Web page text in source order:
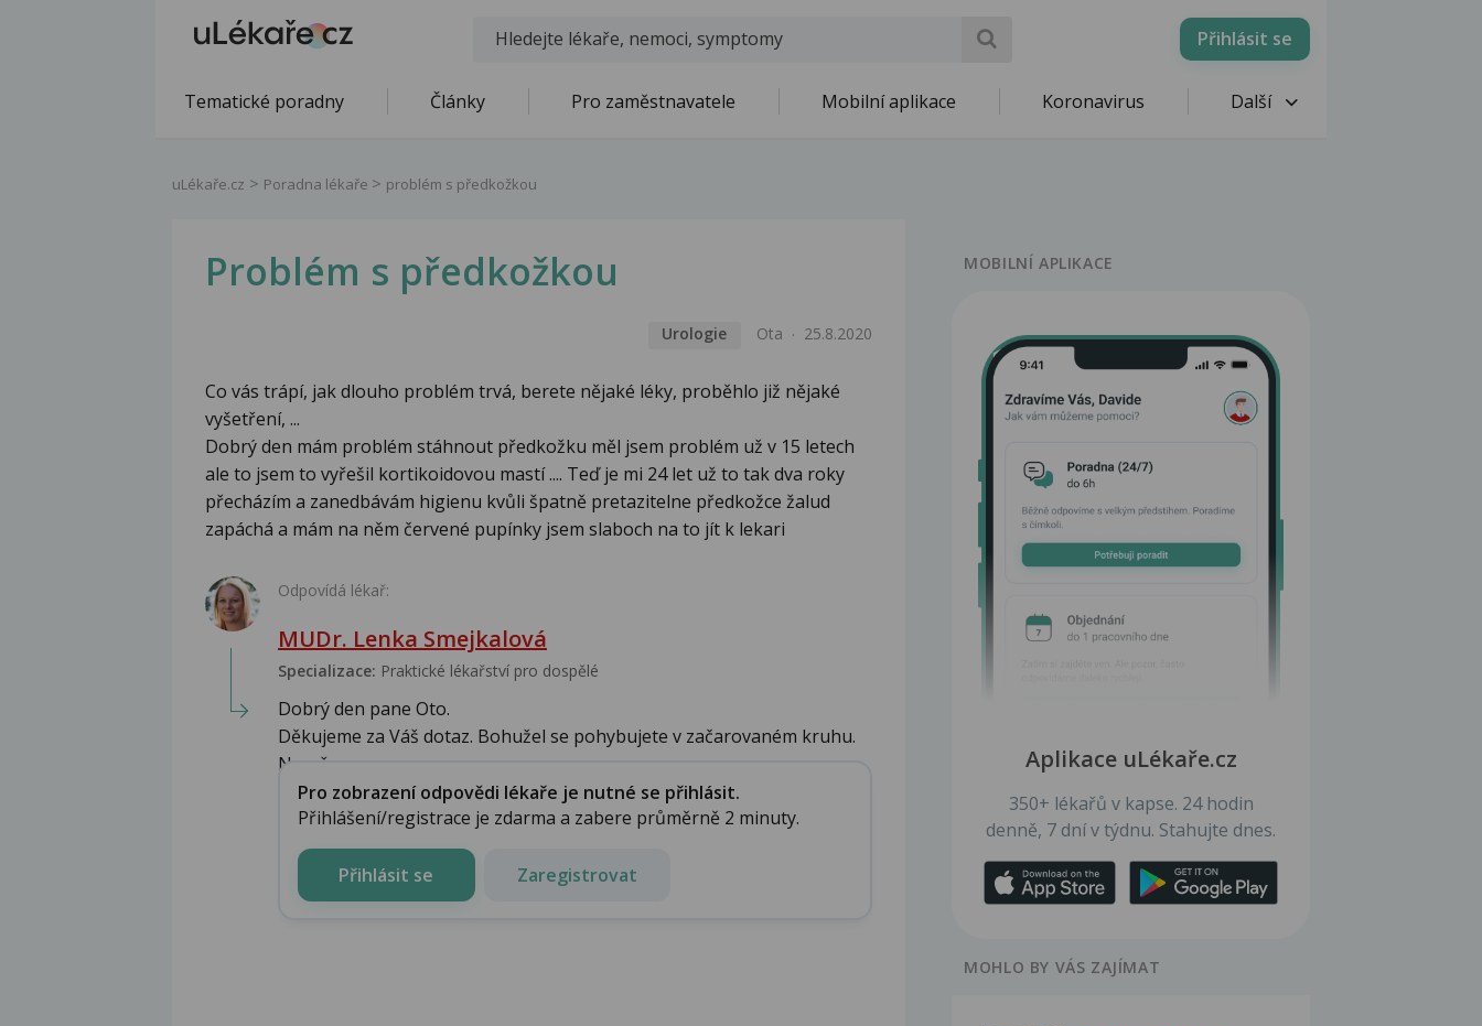
Přihlásit se
Tematické poradny Články Pro zaměstnavatele Mobilní aplikace Koronavirus Další
uLékaře.cz Poradna lékaře problém s předkožkou
Problém s předkožkou
Urologie Ota 25.8.2020
Co vás trápí, jak dlouho problém trvá, berete nějaké léky, proběhlo již nějaké
vyšetření, ...
Dobrý den mám problém stáhnout předkožku měl jsem problém už v 15 letech
ale to jsem to vyřešil kortikoidovou mastí .... Teď je mi 24 let už to tak dva roky
přecházím a zanedbávám higienu kvůli špatně pretazitelne předkožce žalud
zapáchá a mám na něm červené pupínky jsem slaboch na to jít k lekari
Odpovídá lékař:
MUDr. Lenka Smejkalová
Specializace: Praktické lékařství pro dospělé
Dobrý den pane Oto.
Děkujeme za Váš dotaz. Bohužel se pohybujete v začarovaném kruhu.
Nevyř...
Pro zobrazení odpovědi lékaře je nutné se přihlásit.
Přihlášení/registrace je zdarma a zabere průměrně 2 minuty.
Přihlásit se Zaregistrovat
MOBILNÍ APLIKACE
Aplikace uLékaře.cz
350+ lékařů v kapse. 24 hodin
denně, 7 dní v týdnu. Stahujte dnes.
MOHLO BY VÁS ZAJÍMAT